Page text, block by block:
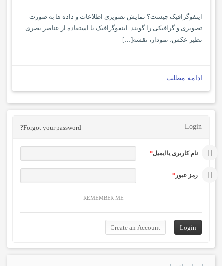
اینفوگرافیک چیست؟ نمایش تصویری اطلاعات و داده ها به صورت
تصویری و گرافیکی را گویند. اینفوگرافیک با استفاده از عناصر بصری
نظیر عکس، نمودار، نقشه[…]
ادامه مطلب
Login
Forgot your password?
نام کاربری یا ایمیل*
رمز عبور *
REMEMBER ME